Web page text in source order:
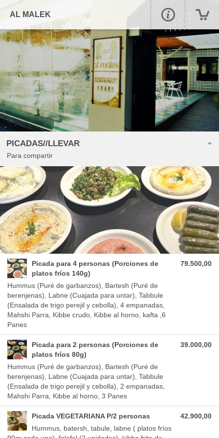
AL MALEK
PICADAS//LLEVAR
Para compartir
Picada para 4 personas (Porciones de
platos fríos 140g)
Hummus (Puré de garbanzos), Bartesh (Puré de
berenjenas), Labne (Cuajada para untar), Tabbule
(Ensalada de trigo perejil y cebolla), 4 empanadas,
Mahshi Parra, Kibbe crudo, Kibbe al horno, kafta ,6
Panes
79.500,00
Picada para 2 personas (Porciones de
platos fríos 80g)
Hummus (Puré de garbanzos), Bartesh (Puré de
berenjenas), Labne (Cuajada para untar), Tabbule
(Ensalada de trigo perejil y cebolla), 2 empanadas,
Mahshi Parra, Kibbe al horno, 3 Panes
39.000,00
Picada VEGETARIANA P/2 personas
Hummus, batersh, tabule, labne ( platos fríos
42.900,00